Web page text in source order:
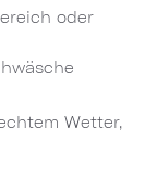
oder
Wetter,